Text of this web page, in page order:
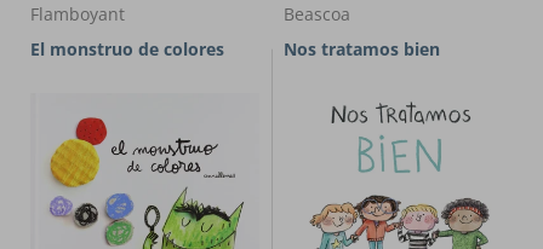
Flamboyant
El monstruo de colores
Beascoa
Nos tratamos bien